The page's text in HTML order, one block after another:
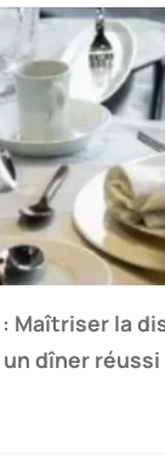
Maîtriser la
dîner réussi